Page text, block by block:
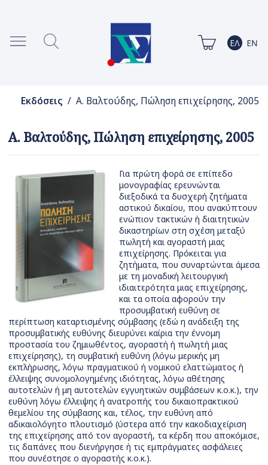
Εκδόσεις / Α. Βαλτούδης, Πώληση επιχείρησης, 2005
Α. Βαλτούδης, Πώληση επιχείρησης, 2005
Για πρώτη φορά σε επίπεδο
μονογραφίας ερευνώνται
διεξοδικά τα δυσχερή ζητήματα
αστικού δικαίου, που ανακύπτουν
ενώπιον τακτικών ή διαιτητικών
δικαστηρίων στη σχέση μεταξύ
πωλητή και αγοραστή μιας
επιχείρησης. Πρόκειται για
ζητήματα, που συναρτώνται άμεσα
με τη μοναδική λειτουργική
ιδιαιτερότητα μιας επιχείρησης,
και τα οποία αφορούν την
προσυμβατική ευθύνη σε
περίπτωση καταρτισμένης σύμβασης (εδώ η ανάδειξη της
προσυμβατικής ευθύνης διευρύνει καίρια την έννομη
προστασία του ζημιωθέντος, αγοραστή ή πωλητή μιας
επιχείρησης), τη συμβατική ευθύνη (λόγω μερικής μη
εκπλήρωσης, λόγω πραγματικού ή νομικού ελαττώματος ή
έλλειψης συνομολογημένης ιδιότητας, λόγω αθέτησης
αυτοτελών ή μη αυτοτελών εγγυητικών συμβάσεων κ.ο.κ.), την
ευθύνη λόγω έλλειψης ή ανατροπής του δικαιοπρακτικού
θεμελίου της σύμβασης και, τέλος, την ευθύνη από
αδικαιολόγητο πλουτισμό (ύστερα από την κακοδιαχείριση
της επιχείρησης από τον αγοραστή, τα κέρδη που αποκόμισε,
τις δαπάνες που διενήργησε ή τις εμπράγματες ασφάλειες
που συνέστησε ο αγοραστής κ.ο.κ.).